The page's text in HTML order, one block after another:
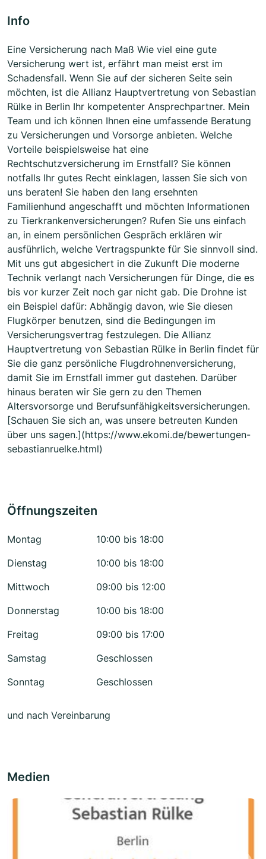
Info
Eine Versicherung nach Maß Wie viel eine gute
Versicherung wert ist, erfährt man meist erst im
Schadensfall. Wenn Sie auf der sicheren Seite sein
möchten, ist die Allianz Hauptvertretung von Sebastian
Rülke in Berlin Ihr kompetenter Ansprechpartner. Mein
Team und ich können Ihnen eine umfassende Beratung
zu Versicherungen und Vorsorge anbieten. Welche
Vorteile beispielsweise hat eine
Rechtschutzversicherung im Ernstfall? Sie können
notfalls Ihr gutes Recht einklagen, lassen Sie sich von
uns beraten! Sie haben den lang ersehnten
Familienhund angeschafft und möchten Informationen
zu Tierkrankenversicherungen? Rufen Sie uns einfach
an, in einem persönlichen Gespräch erklären wir
ausführlich, welche Vertragspunkte für Sie sinnvoll sind.
Mit uns gut abgesichert in die Zukunft Die moderne
Technik verlangt nach Versicherungen für Dinge, die es
bis vor kurzer Zeit noch gar nicht gab. Die Drohne ist
ein Beispiel dafür: Abhängig davon, wie Sie diesen
Flugkörper benutzen, sind die Bedingungen im
Versicherungsvertrag festzulegen. Die Allianz
Hauptvertretung von Sebastian Rülke in Berlin findet für
Sie die ganz persönliche Flugdrohnenversicherung,
damit Sie im Ernstfall immer gut dastehen. Darüber
hinaus beraten wir Sie gern zu den Themen
Altersvorsorge und Berufsunfähigkeitsversicherungen.
[Schauen Sie sich an, was unsere betreuten Kunden
über uns sagen.](https://www.ekomi.de/bewertungen-
sebastianruelke.html)
Öffnungszeiten
Montag
10:00 bis 18:00
Dienstag
10:00 bis 18:00
Mittwoch
09:00 bis 12:00
Donnerstag
10:00 bis 18:00
Freitag
09:00 bis 17:00
Samstag
Geschlossen
Sonntag
Geschlossen
und nach Vereinbarung
Medien